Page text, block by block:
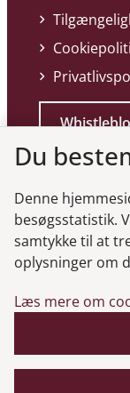
Genveje
Gå til
Gå til
Du
Denne
besøgsstatistik.
samtykke til at
oplysninger om
Læs mere om